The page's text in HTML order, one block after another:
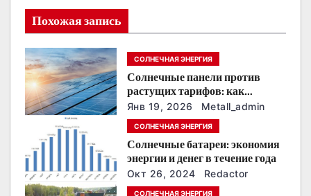
и
я
п
о
а
п
Похожая запись
СОЛНЕЧНАЯ ЭНЕРГИЯ
Солнечные панели против
растущих тарифов: как
сохранить
энергонезависимость в
ближайшие годы
Янв 19, 2026 Metall_admin
СОЛНЕЧНАЯ ЭНЕРГИЯ
Солнечные батареи: экономия
энергии и денег в течение года
Окт 26, 2024 Redactor
СОЛНЕЧНАЯ ЭНЕРГИЯ